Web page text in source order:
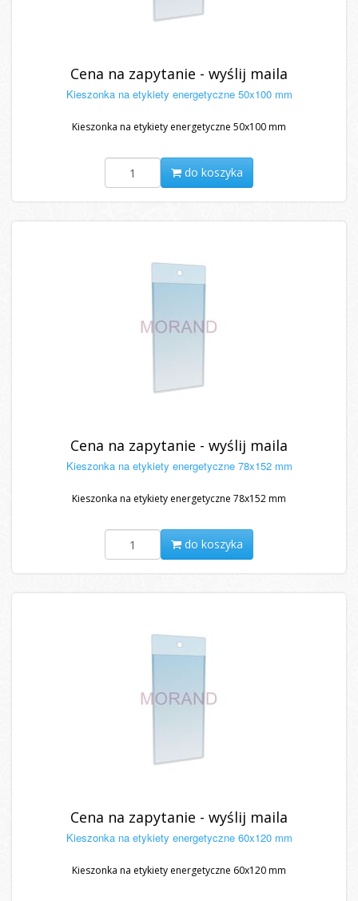
Cena na zapytanie - wyślij maila
Kieszonka na etykiety energetyczne 50x100 mm
Kieszonka na etykiety energetyczne 50x100 mm
do koszyka
Cena na zapytanie - wyślij maila
Kieszonka na etykiety energetyczne 78x152 mm
Kieszonka na etykiety energetyczne 78x152 mm
do koszyka
Cena na zapytanie - wyślij maila
Kieszonka na etykiety energetyczne 60x120 mm
Kieszonka na etykiety energetyczne 60x120 mm